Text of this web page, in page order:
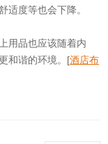
适度等也会下降。
用品也应该随着内
和谐的环境。[酒店布